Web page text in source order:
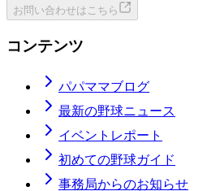
お問い合わせはこちら
コンテンツ
パパママブログ
最新の野球ニュース
イベントレポート
初めての野球ガイド
事務局からのお知らせ